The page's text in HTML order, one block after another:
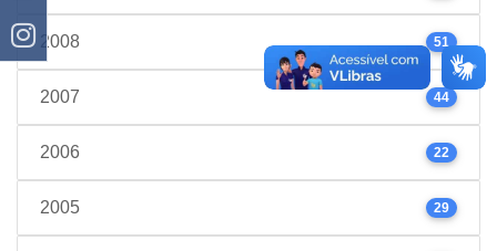
2008 51
2007 44
2006 22
2005 29